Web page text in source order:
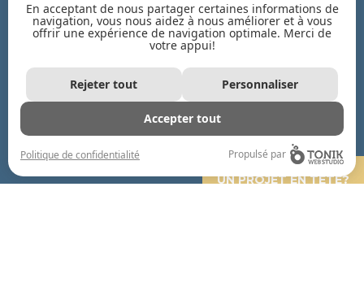
courriel
INSCRIVEZ-VOUS À NOTRE INFOLETTRE
UN PROJET EN TÊTE?
En acceptant de nous partager certaines informations de
navigation, vous nous aidez à nous améliorer et à vous
offrir une expérience de navigation optimale. Merci de
votre appui!
Rejeter tout Personnaliser
Accepter tout
Politique de confidentialité Propulsé par